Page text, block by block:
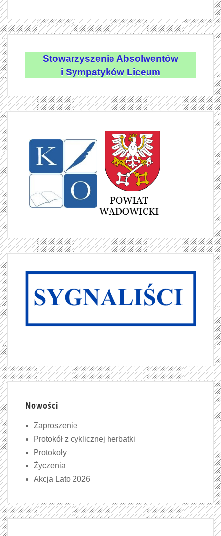
Stowarzyszenie Absolwentów
i Sympatyków Liceum
Nowości
Zaproszenie
Protokół z cyklicznej herbatki
Protokoły
Życzenia
Akcja Lato 2026